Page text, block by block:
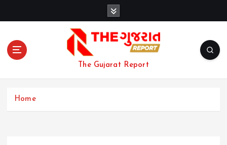
The Gujarat Report
Home